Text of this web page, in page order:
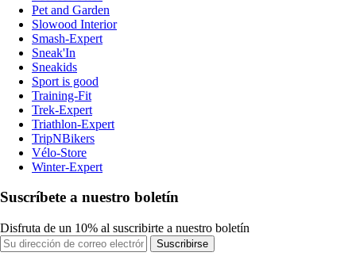
Pet and Garden
Slowood Interior
Smash-Expert
Sneak'In
Sneakids
Sport is good
Training-Fit
Trek-Expert
Triathlon-Expert
TripNBikers
Vélo-Store
Winter-Expert
Suscríbete a nuestro boletín
Disfruta de un 10% al suscribirte a nuestro boletín
Suscribirse